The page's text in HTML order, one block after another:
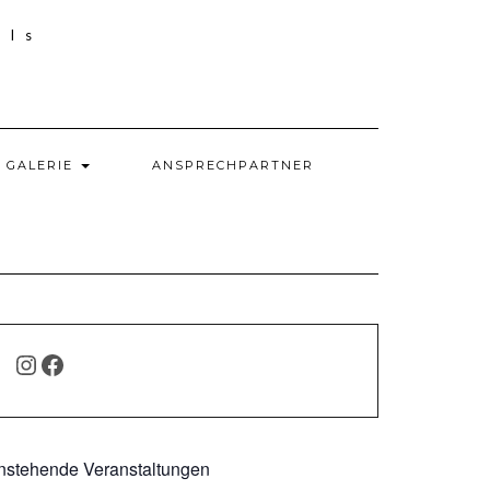
GALERIE ANSPRECHPARTNER
INSTAGRAM
FACEBOOK
Veranstaltungen